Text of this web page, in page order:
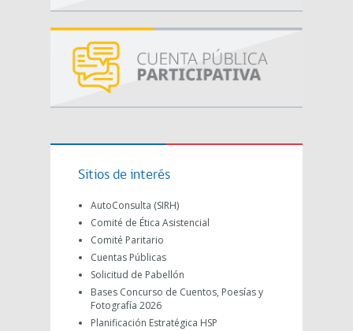
Sitios de interés
AutoConsulta (SIRH)
Comité de Ética Asistencial
Comité Paritario
Cuentas Públicas
Solicitud de Pabellón
Bases Concurso de Cuentos, Poesías y
Fotografía 2026
Planificación Estratégica HSP